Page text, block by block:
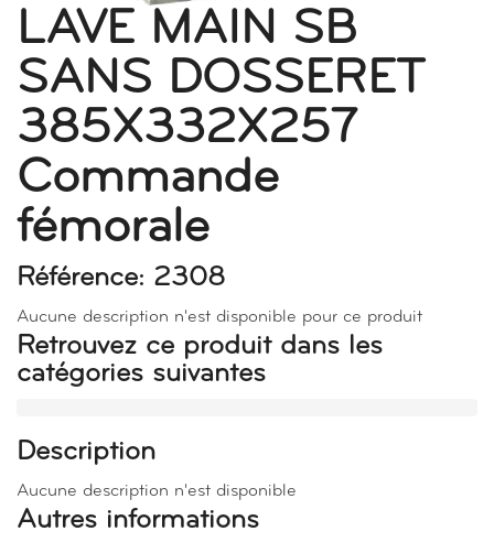
LAVE MAIN SB
SANS DOSSERET
385X332X257
Commande
fémorale
Référence: 2308
Aucune description n'est disponible pour ce produit
Retrouvez ce produit dans les
catégories suivantes
Description
Aucune description n'est disponible
Autres informations